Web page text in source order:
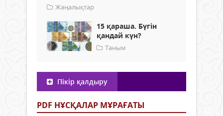
Жаңалықтар
15 қараша. Бүгін
қандай күн?
Таным
Пікір қалдыру
PDF НҰСҚАЛАР МҰРАҒАТЫ